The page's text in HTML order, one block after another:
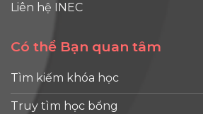
Liên hệ INEC
Có thể Bạn quan tâm
Tìm kiếm khóa học
Truy tìm học bổng